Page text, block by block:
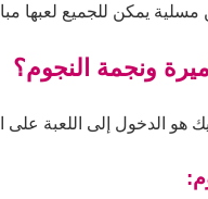
مسلية يمكن للجميع
ونجمة النجوم؟
هو الدخول إلى اللعبة